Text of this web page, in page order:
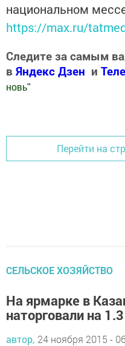
национальном
https://max.ru/
Следите за самым
в Яндекс Дзен и
новь"
Перейти на
СЕЛЬСКОЕ ХОЗЯЙСТВО
На ярмарке в
наторговали на
автор, 24 ноября 2015 -